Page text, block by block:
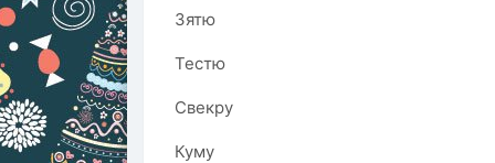
Зятю
Тестю
Свекру
Куму